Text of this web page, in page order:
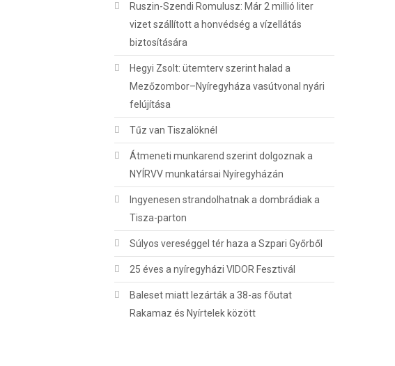
Ruszin-Szendi Romulusz: Már 2 millió liter
vizet szállított a honvédség a vízellátás
biztosítására
Hegyi Zsolt: ütemterv szerint halad a
Mezőzombor–Nyíregyháza vasútvonal nyári
felújítása
Tűz van Tiszalöknél
Átmeneti munkarend szerint dolgoznak a
NYÍRVV munkatársai Nyíregyházán
Ingyenesen strandolhatnak a dombrádiak a
Tisza-parton
Súlyos vereséggel tér haza a Szpari Győrből
25 éves a nyíregyházi VIDOR Fesztivál
Baleset miatt lezárták a 38-as főutat
Rakamaz és Nyírtelek között